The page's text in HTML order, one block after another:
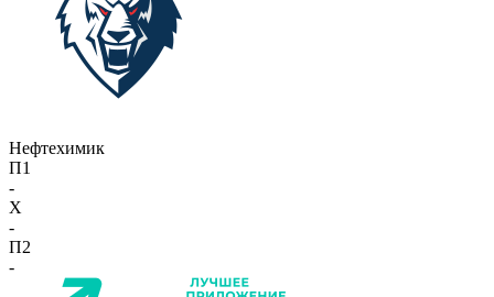
Нефтехимик
П1
-
X
-
П2
-